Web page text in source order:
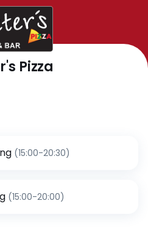
Pizza
(15:00-20:30)
(15:00-20:00)